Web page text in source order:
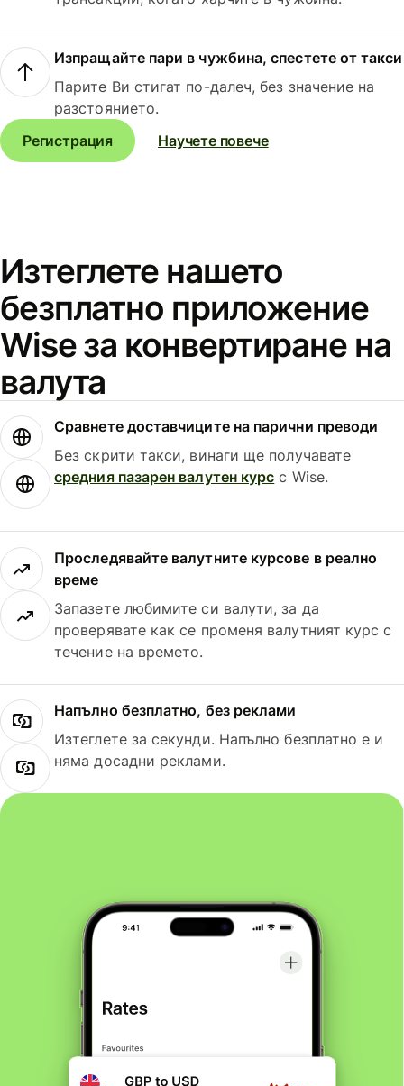
Изпращайте пари в чужбина, спестете от такси
Парите Ви стигат по-далеч, без значение на
разстоянието.
Регистрация
Научете повече
Изтеглете нашето
безплатно приложение
Wise за конвертиране на
валута
Сравнете доставчиците на парични преводи
Без скрити такси, винаги ще получавате
средния пазарен валутен курс с Wise.
Проследявайте валутните курсове в реално
време
Запазете любимите си валути, за да
проверявате как се променя валутният курс с
течение на времето.
Напълно безплатно, без реклами
Изтеглете за секунди. Напълно безплатно е и
няма досадни реклами.